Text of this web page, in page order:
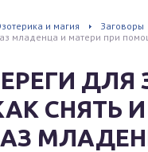
и магия Заговоры
младенца и матери при
СНЯТЬ